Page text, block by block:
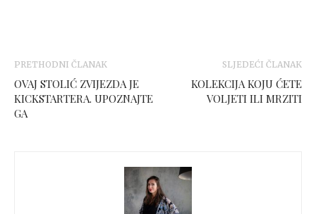
PRETHODNI ČLANAK
OVAJ STOLIĆ ZVIJEZDA JE
KICKSTARTERA. UPOZNAJTE
GA
SLJEDEĆI ČLANAK
KOLEKCIJA KOJU ĆETE
VOLJETI ILI MRZITI